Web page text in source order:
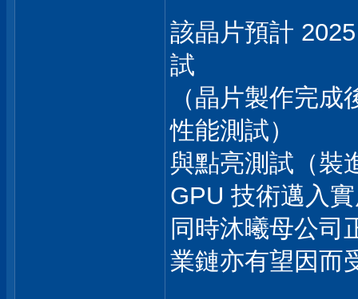
該晶片預計
試
（晶片製作完
性能測試）
與點亮測試（裝
GPU 技術邁入
同時沐曦母公司
業鏈亦有望因而